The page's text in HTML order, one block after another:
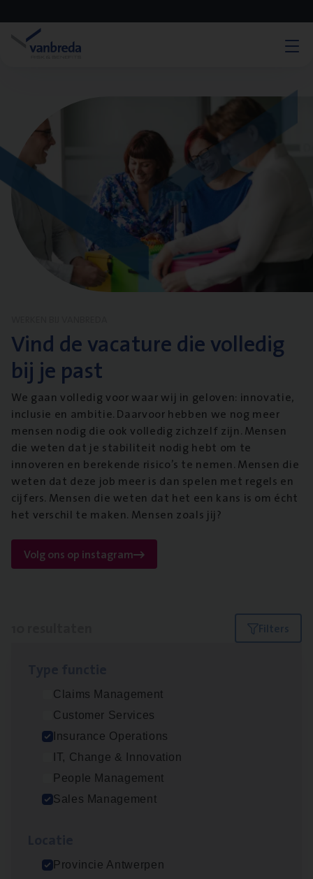
Vind de vacature die volledig
bij je past
We gaan volledig voor waar wij in geloven: innovatie,
inclusie en ambitie. Daarvoor hebben we nog meer
mensen nodig die ook volledig zichzelf zijn. Mensen
die weten dat je stabiliteit nodig hebt om te
innoveren en berekende risico’s te nemen. Mensen die
weten dat deze job meer is dan spelen met regels en
cijfers. Mensen die weten dat het een kans is om écht
het verschil te maken. Mensen zoals jij?
Volg ons op instagram
Filters
Claims Management
Customer Services
Insurance Operations
IT, Change & Innovation
People Management
Sales Management
Provincie Antwerpen
Advisor/​Configuratie ana­lyst Part­ner in
Benefits
Insurance Operations
Beveren
Antwerpen